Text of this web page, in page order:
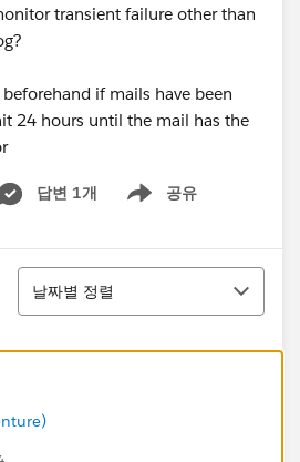
transient failure other than
if mails have been
24 hours until the mail has the
답변 1개 공유
Show menu
정렬
날짜별 정렬